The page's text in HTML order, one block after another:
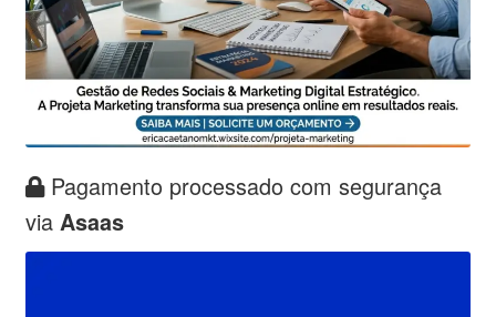
Pagamento processado com segurança
via Asaas